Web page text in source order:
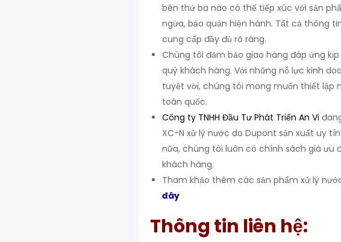
bên thứ ba nào có thể tiếp xúc với sản
ngừa, bảo quản hiện hành. Tất cả thông
cung cấp đầy đủ rõ ràng.
Chúng tôi đảm bảo giao hàng đáp ứng
quý khách hàng. Với những nỗ lực kinh
tuyệt vời, chúng tôi mong muốn thiết lập
toàn quốc.
Công ty TNHH Đầu Tư Phát Triển An Vi
XC-N xử lý nước do Dupont sản xuất uy
nữa, chúng tôi luôn có chính sách giá ưu
khách hàng.
Tham khảo thêm các sản phẩm xử lý
đây
Thông tin liên hệ: